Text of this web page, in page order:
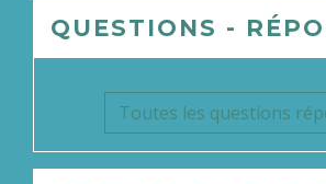
QUESTIONS -
Toutes les questions